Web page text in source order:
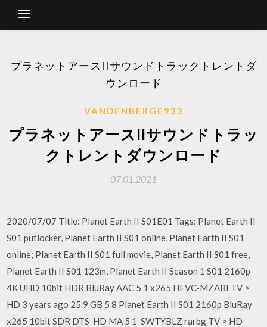
プラネットアースIIサウンドトラックトレントダ
ウンロード
VANDENBERGE933
プラネットアースIIサウンドトラッ
クトレントダウンロード
07.01.2021
2020/07/07 Title: Planet Earth II S01E01 Tags: Planet Earth II
S01 putlocker, Planet Earth II S01 online, Planet Earth II S01
online; Planet Earth II S01 full movie, Planet Earth II S01 free,
Planet Earth II S01 123m, Planet Earth II Season 1 S01 2160p
4K UHD 10bit HDR BluRay AAC 5 1 x265 HEVC-MZABI TV >
HD 3 years ago 25.9 GB 5 8 Planet Earth II S01 2160p BluRay
x265 10bit SDR DTS-HD MA 5 1-SWTYBLZ rarbg TV > HD